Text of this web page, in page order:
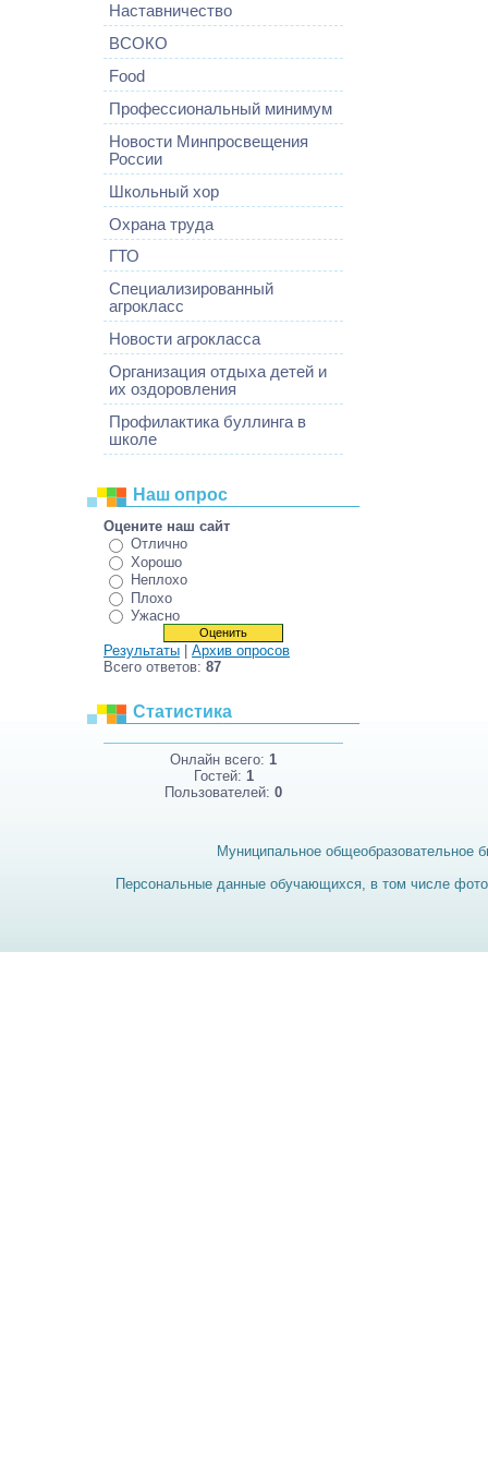
Наставничество
ВСОКО
Food
Профессиональный минимум
Новости Минпросвещения
России
Школьный хор
Охрана труда
ГТО
Специализированный
агрокласс
Новости агрокласса
Организация отдыха детей и
их оздоровления
Профилактика буллинга в
школе
Наш опрос
Оцените наш сайт
Отлично
Хорошо
Неплохо
Плохо
Ужасно
Результаты
Архив опросов
Всего ответов: 87
Статистика
Онлайн всего: 1
Гостей: 1
Пользователей: 0
Муниципальное общеобразовательное
Персональные данные обучающихся, в том числе